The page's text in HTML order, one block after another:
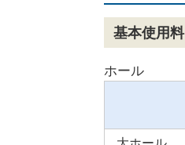
基本使用料
ホール